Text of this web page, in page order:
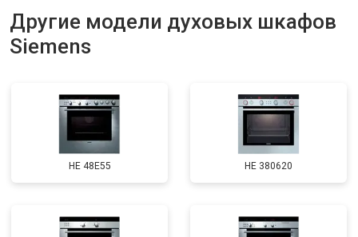
Другие модели духовых шкафов
Siemens
HE 48E55 HE 380620